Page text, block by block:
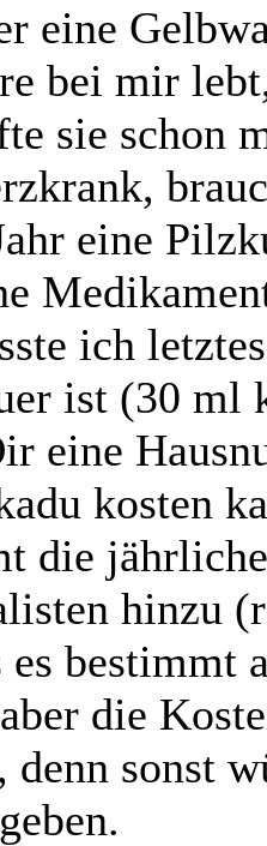
eine
bei mir
sie schon
eine
ich
ist (30 ml
eine
kosten
die
hinzu
es bestimmt
die
sonst